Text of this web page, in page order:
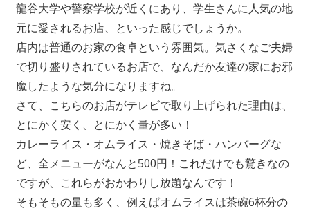
龍谷大学や警察学校が近くにあり、学生さんに人気の地
元に愛されるお店、といった感じでしょうか。
店内は普通のお家の食卓という雰囲気。気さくなご夫婦
で切り盛りされているお店で、なんだか友達の家にお邪
魔したような気分になりますね。
さて、こちらのお店がテレビで取り上げられた理由は、
とにかく安く、とにかく量が多い！
カレーライス・オムライス・焼きそば・ハンバーグな
ど、全メニューがなんと500円！これだけでも驚きなの
ですが、これらがおかわりし放題なんです！
そもそもの量も多く、例えばオムライスは茶碗6杯分の